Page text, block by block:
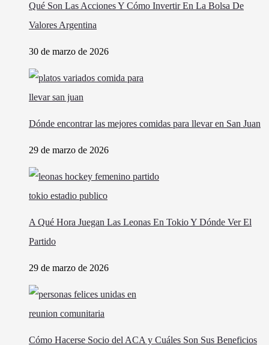
Qué Son Las Acciones Y Cómo Invertir En La Bolsa De
Valores Argentina
30 de marzo de 2026
Dónde encontrar las mejores comidas para llevar en San Juan
29 de marzo de 2026
A Qué Hora Juegan Las Leonas En Tokio Y Dónde Ver El
Partido
29 de marzo de 2026
Cómo Hacerse Socio del ACA y Cuáles Son Sus Beneficios